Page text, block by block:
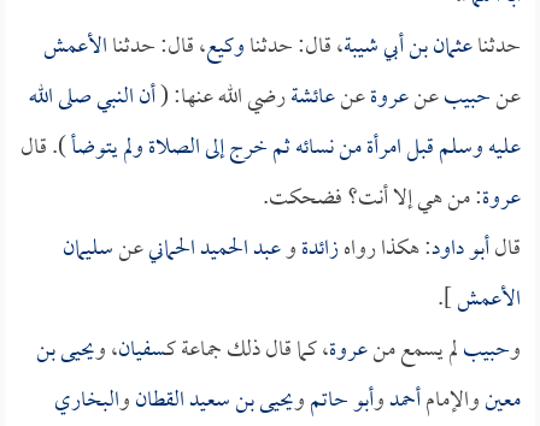
حدثناعثمان بن أبي شيبة، قال: حدثناوكيع، قال: حدثناالأعمش
عنحبيبعنعروةعنعائشةرضي الله عنها: (أن النبي صلى الله
عليه وسلم قبل امرأة من نسائه ثم خرج إلى الصلاة ولم يتوضأ). قال
عروة: من هي إلا أنت؟ فضحكت.
قالأبو داود: هكذا رواهزائدةوعبد الحميد الحمانيعنسليمان
الأعمش].
وحبيبلم يسمع منعروة، كما قال ذلك جماعة كـسفيان، ويحيى بن
معينوالإمامأحمدوأبو حاتمويحيى بن سعيد القطانوالبخاري